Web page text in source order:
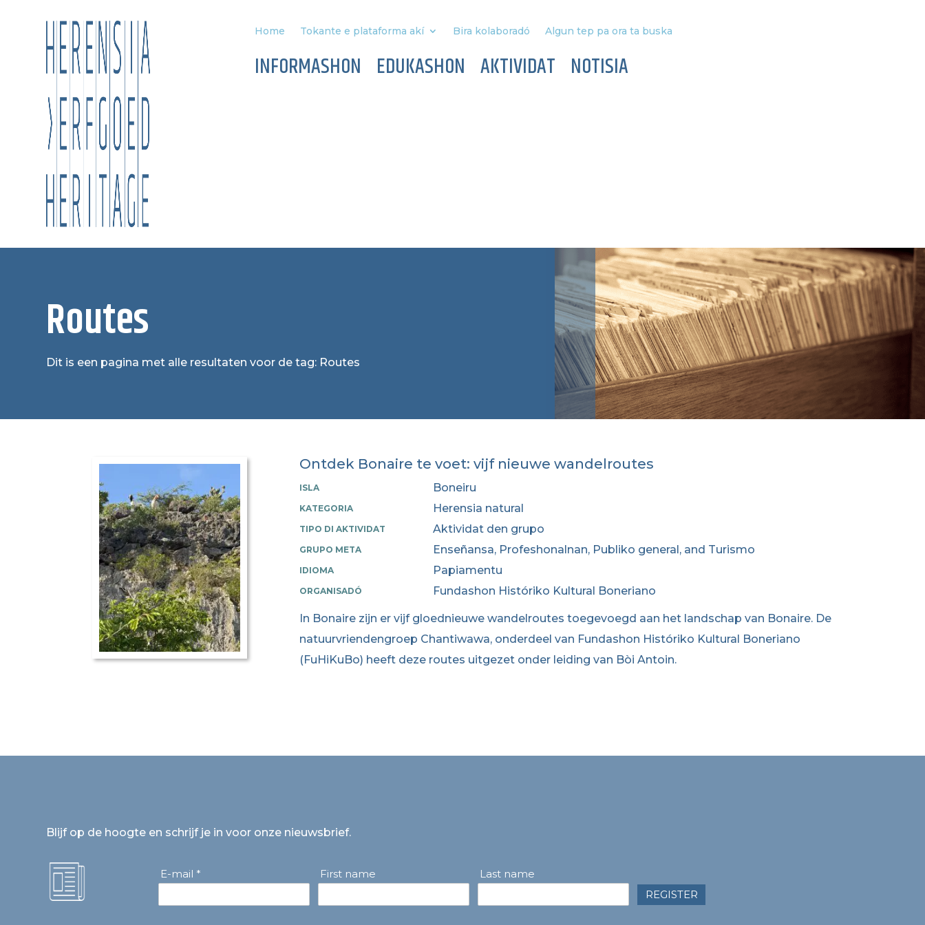
Home Tokante e plataforma akí Bira kolaboradó Algun tep pa ora ta buska
INFORMASHON EDUKASHON AKTIVIDAT NOTISIA
Routes
Dit is een pagina met alle resultaten voor de tag: Routes
Ontdek Bonaire te voet: vijf nieuwe wandelroutes
ISLA Boneiru
KATEGORIA Herensia natural
TIPO DI AKTIVIDAT Aktividat den grupo
GRUPO META Enseñansa, Profeshonalnan, Publiko general, and Turismo
IDIOMA Papiamentu
ORGANISADÓ Fundashon Históriko Kultural Boneriano
In Bonaire zijn er vijf gloednieuwe wandelroutes toegevoegd aan het landschap van Bonaire. De
natuurvriendengroep Chantiwawa, onderdeel van Fundashon Históriko Kultural Boneriano
(FuHiKuBo) heeft deze routes uitgezet onder leiding van Bòi Antoin.
Blijf op de hoogte en schrijf je in voor onze nieuwsbrief.
E-mail * First name
Last name
REGISTER